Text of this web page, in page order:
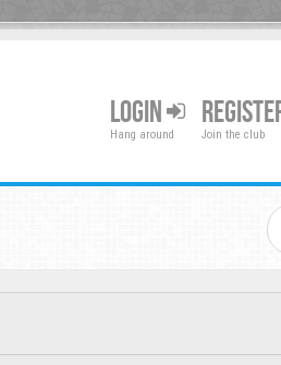
LOGIN
Hang around Join the club